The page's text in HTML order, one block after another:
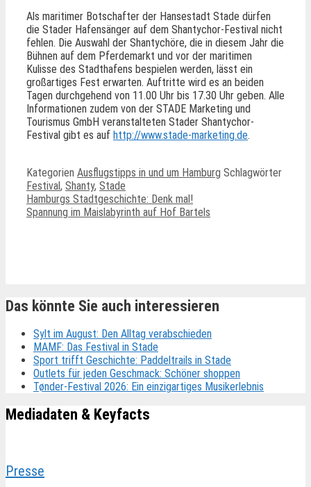
Als maritimer Botschafter der Hansestadt Stade dürfen
die Stader Hafensänger auf dem Shantychor-Festival nicht
fehlen. Die Auswahl der Shantychöre, die in diesem Jahr die
Bühnen auf dem Pferdemarkt und vor der maritimen
Kulisse des Stadthafens bespielen werden, lässt ein
großartiges Fest erwarten. Auftritte wird es an beiden
Tagen durchgehend von 11.00 Uhr bis 17.30 Uhr geben. Alle
Informationen zudem von der STADE Marketing und
Tourismus GmbH veranstalteten Stader Shantychor-
Festival gibt es auf http://www.stade-marketing.de.
Kategorien Ausflugstipps in und um Hamburg Schlagwörter
Festival, Shanty, Stade
Hamburgs Stadtgeschichte: Denk mal!
Spannung im Maislabyrinth auf Hof Bartels
Das könnte Sie auch interessieren
Sylt im August: Den Alltag verabschieden
MAMF: Das Festival in Stade
Sport trifft Geschichte: Paddeltrails in Stade
Outlets für jeden Geschmack: Schöner shoppen
Tønder-Festival 2026: Ein einzigartiges Musikerlebnis
Mediadaten & Keyfacts
Presse